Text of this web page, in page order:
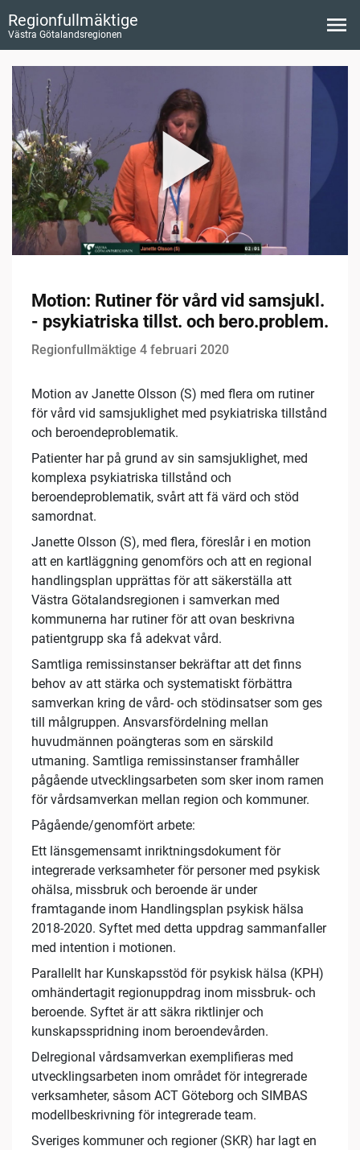
Regionfullmäktige
Västra Götalandsregionen
Motion: Rutiner för vård vid samsjukl.
- psykiatriska tillst. och bero.problem.
Regionfullmäktige 4 februari 2020
Motion av Janette Olsson (S) med flera om rutiner
för vård vid samsjuklighet med psykiatriska tillstånd
och beroendeproblematik.
Patienter har på grund av sin samsjuklighet, med
komplexa psykiatriska tillstånd och
beroendeproblematik, svårt att fä värd och stöd
samordnat.
Janette Olsson (S), med flera, föreslår i en motion
att en kartläggning genomförs och att en regional
handlingsplan upprättas för att säkerställa att
Västra Götalandsregionen i samverkan med
kommunerna har rutiner för att ovan beskrivna
patientgrupp ska få adekvat vård.
Samtliga remissinstanser bekräftar att det finns
behov av att stärka och systematiskt förbättra
samverkan kring de vård- och stödinsatser som ges
till målgruppen. Ansvarsfördelning mellan
huvudmännen poängteras som en särskild
utmaning. Samtliga remissinstanser framhåller
pågående utvecklingsarbeten som sker inom ramen
för vårdsamverkan mellan region och kommuner.
Pågående/genomfört arbete:
Ett länsgemensamt inriktningsdokument för
integrerade verksamheter för personer med psykisk
ohälsa, missbruk och beroende är under
framtagande inom Handlingsplan psykisk hälsa
2018-2020. Syftet med detta uppdrag sammanfaller
med intention i motionen.
Parallellt har Kunskapsstöd för psykisk hälsa (KPH)
omhändertagit regionuppdrag inom missbruk- och
beroende. Syftet är att säkra riktlinjer och
kunskapsspridning inom beroendevården.
Delregional vårdsamverkan exemplifieras med
utvecklingsarbeten inom området för integrerade
verksamheter, såsom ACT Göteborg och SIMBAS
modellbeskrivning för integrerade team.
Sveriges kommuner och regioner (SKR) har lagt en